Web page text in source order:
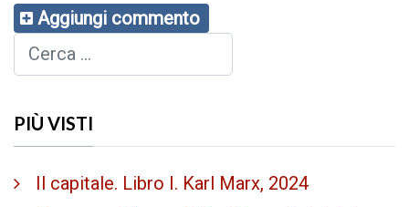
Aggiungi commento
Cerca
PIÙ VISTI
Il capitale. Libro I. Karl Marx, 2024